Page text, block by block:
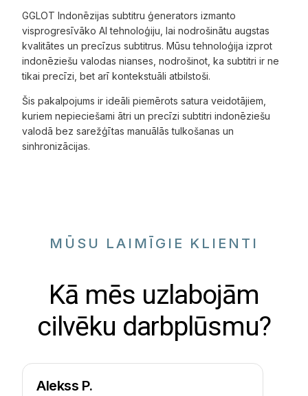
GGLOT Indonēzijas subtitru ģenerators izmanto
visprogresīvāko AI tehnoloģiju, lai nodrošinātu augstas
kvalitātes un precīzus subtitrus. Mūsu tehnoloģija izprot
indonēziešu valodas nianses, nodrošinot, ka subtitri ir ne
tikai precīzi, bet arī kontekstuāli atbilstoši.
Šis pakalpojums ir ideāli piemērots satura veidotājiem,
kuriem nepieciešami ātri un precīzi subtitri indonēziešu
valodā bez sarežģītas manuālās tulkošanas un
sinhronizācijas.
MŪSU LAIMĪGIE KLIENTI
Kā mēs uzlabojām
cilvēku darbplūsmu?
Alekss P.